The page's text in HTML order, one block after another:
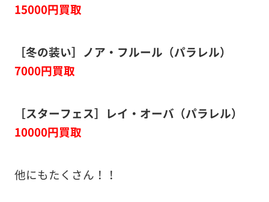
15000円買取
［冬の装い］ノア・フルール（パラレル）
7000円買取
［スターフェス］レイ・オーバ（パラレル）
10000円買取
他にもたくさん！！